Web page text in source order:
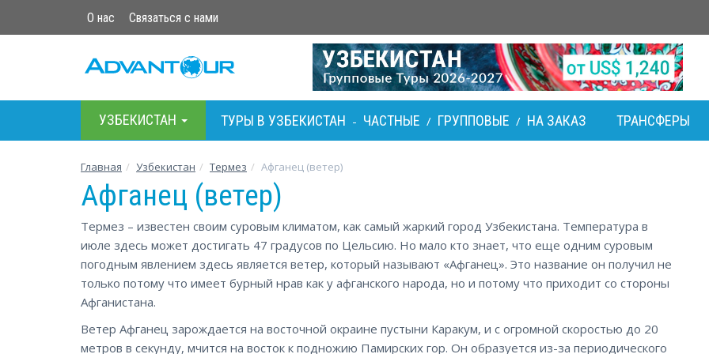
О нас Связаться с нами
УЗБЕКИСТАН ТУРЫ В УЗБЕКИСТАН - ЧАСТНЫЕ / ГРУППОВЫЕ / НА ЗАКАЗ ТРАНСФЕРЫ
Главная Узбекистан Термез Афганец (ветер)
Афганец (ветер)
Термез – известен своим суровым климатом, как самый жаркий город Узбекистана. Температура в
июле здесь может достигать 47 градусов по Цельсию. Но мало кто знает, что еще одним суровым
погодным явлением здесь является ветер, который называют «Афганец». Это название он получил не
только потому что имеет бурный нрав как у афганского народа, но и потому что приходит со стороны
Афганистана.
Ветер Афганец зарождается на восточной окраине пустыни Каракум, и с огромной скоростью до 20
метров в секунду, мчится на восток к подножию Памирских гор. Он образуется из-за периодического